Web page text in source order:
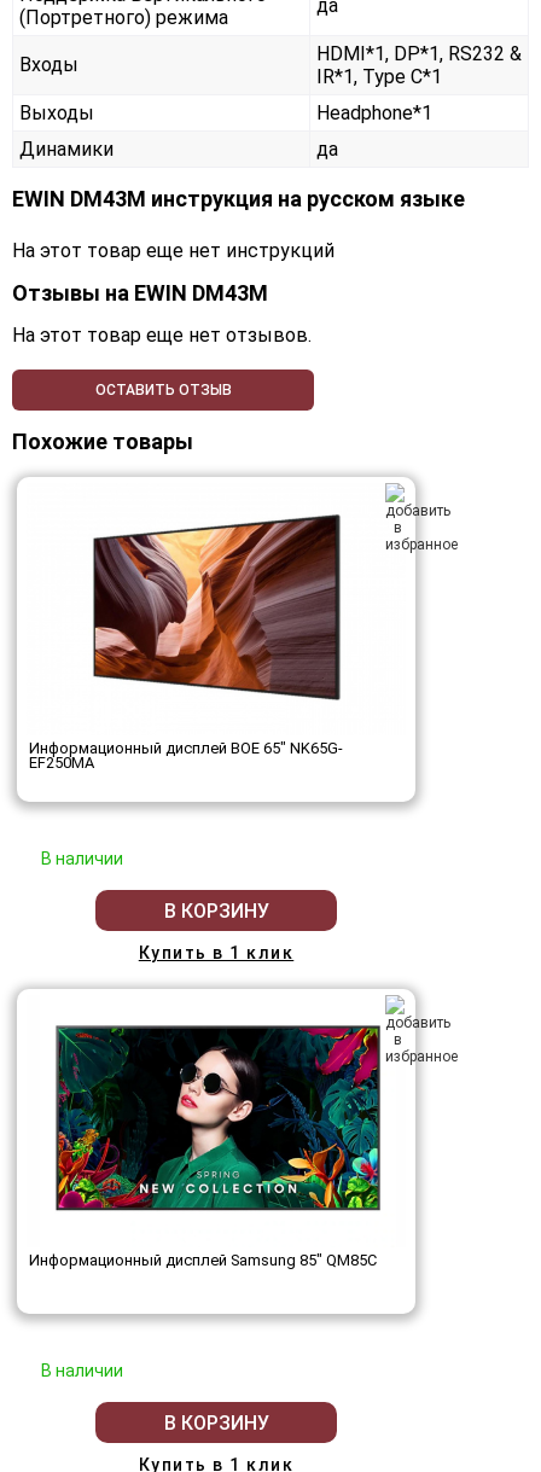
(Портретного) режима
да
Входы
HDMI*1, DP*1, RS232 &
IR*1, Type C*1
Выходы
Headphone*1
Динамики
да
EWIN DM43M инструкция на русском языке
На этот товар еще нет инструкций
Отзывы на EWIN DM43M
На этот товар еще нет отзывов.
ОСТАВИТЬ ОТЗЫВ
Похожие товары
Информационный дисплей BOE 65" NK65G-
EF250MA
В наличии
В КОРЗИНУ
Купить в 1 клик
Информационный дисплей Samsung 85" QM85C
В наличии
В КОРЗИНУ
Купить в 1 клик